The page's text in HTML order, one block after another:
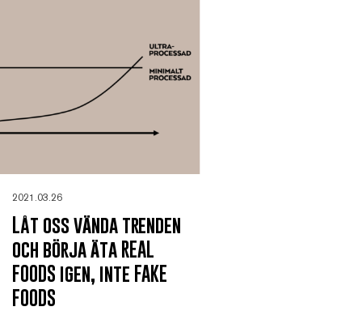
2021.03.26
Låt oss vända trenden
och börja äta REAL
FOODS igen, inte FAKE
FOODS